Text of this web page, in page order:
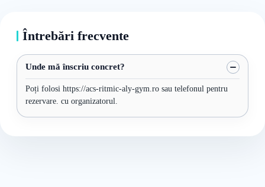
Întrebări frecvente
Unde mă înscriu concret?
Poți folosi https://acs-ritmic-aly-gym.ro sau telefonul pentru
rezervare. cu organizatorul.